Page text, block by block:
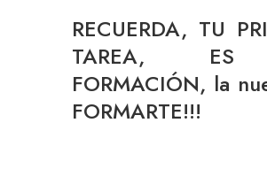
RECUERDA, TU
TAREA,
FORMACIÓN, la
FORMARTE!!!